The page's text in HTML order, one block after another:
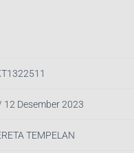
12 Desember 2023
TEMPELAN